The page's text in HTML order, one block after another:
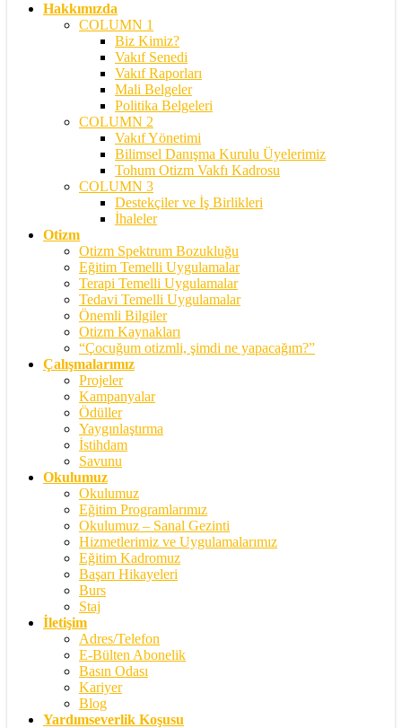
Hakkımızda
COLUMN 1
Biz Kimiz?
Vakıf Senedi
Vakıf Raporları
Mali Belgeler
Politika Belgeleri
COLUMN 2
Vakıf Yönetimi
Bilimsel Danışma Kurulu Üyelerimiz
Tohum Otizm Vakfı Kadrosu
COLUMN 3
Destekçiler ve İş Birlikleri
İhaleler
Otizm
Otizm Spektrum Bozukluğu
Eğitim Temelli Uygulamalar
Terapi Temelli Uygulamalar
Tedavi Temelli Uygulamalar
Önemli Bilgiler
Otizm Kaynakları
“Çocuğum otizmli, şimdi ne yapacağım?”
Çalışmalarımız
Projeler
Kampanyalar
Ödüller
Yaygınlaştırma
İstihdam
Savunu
Okulumuz
Okulumuz
Eğitim Programlarımız
Okulumuz – Sanal Gezinti
Hizmetlerimiz ve Uygulamalarımız
Eğitim Kadromuz
Başarı Hikayeleri
Burs
Staj
İletişim
Adres/Telefon
E-Bülten Abonelik
Basın Odası
Kariyer
Blog
Yardımseverlik Koşusu